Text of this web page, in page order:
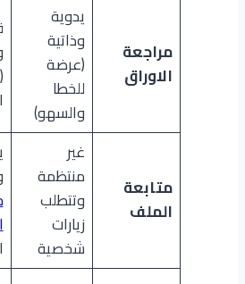
مراجعة
الاوراق
يدوية
وذاتية
(عرضة
للخطا
والسهو)
متابعة
الملف
غير
منتظمة
وتتطلب
زيارات
شخصية